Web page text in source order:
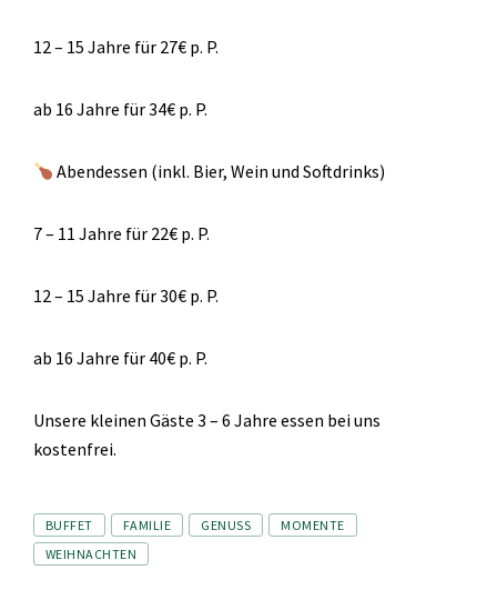
12 – 15 Jahre für 27€ p. P.
ab 16 Jahre für 34€ p. P.
Abendessen (inkl. Bier, Wein und Softdrinks)
7 – 11 Jahre für 22€ p. P.
12 – 15 Jahre für 30€ p. P.
ab 16 Jahre für 40€ p. P.
Unsere kleinen Gäste 3 – 6 Jahre essen bei uns
kostenfrei.
Tags
BUFFET FAMILIE GENUSS
MOMENTE
WEIHNACHTEN